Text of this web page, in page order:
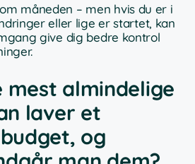
måneden – men hvis du er i
eller lige er startet, kan
give dig bedre kontrol
mest almindelige
laver et
og